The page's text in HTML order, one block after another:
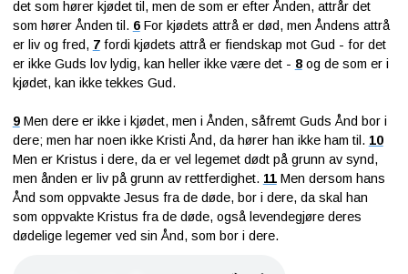
det som hører kjødet til, men de som er efter Ånden, attrår det
som hører Ånden til. 6 For kjødets attrå er død, men Åndens attrå
er liv og fred, 7 fordi kjødets attrå er fiendskap mot Gud - for det
er ikke Guds lov lydig, kan heller ikke være det - 8 og de som er i
kjødet, kan ikke tekkes Gud.
9 Men dere er ikke i kjødet, men i Ånden, såfremt Guds Ånd bor i
dere; men har noen ikke Kristi Ånd, da hører han ikke ham til. 10
Men er Kristus i dere, da er vel legemet dødt på grunn av synd,
men ånden er liv på grunn av rettferdighet. 11 Men dersom hans
Ånd som oppvakte Jesus fra de døde, bor i dere, da skal han
som oppvakte Kristus fra de døde, også levendegjøre deres
dødelige legemer ved sin Ånd, som bor i dere.